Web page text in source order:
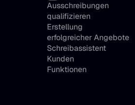
Ausschreibungen
qualifizieren
Erstellung
erfolgreicher Angebote
Schreibassistent
Kunden
Funktionen